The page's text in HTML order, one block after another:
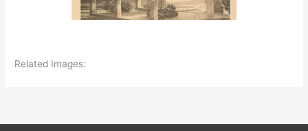
Related Images: